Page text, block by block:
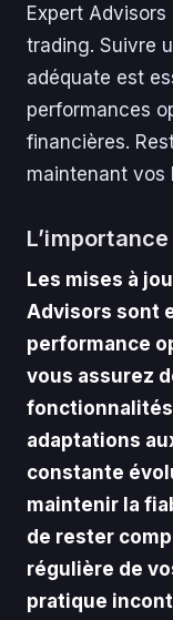
Expert
trading. Suivre
adéquate est
performances
financières.
maintenant vos
Les mises à
Advisors sont
performance
vous assurez
adaptations
constante
maintenir la
de rester
régulière de
pratique